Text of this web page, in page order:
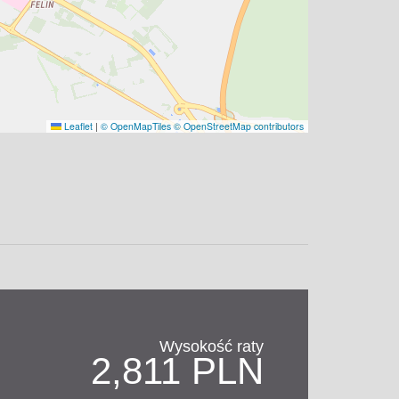
Leaflet | © OpenMapTiles © OpenStreetMap contributors
Wysokość raty
2,811 PLN